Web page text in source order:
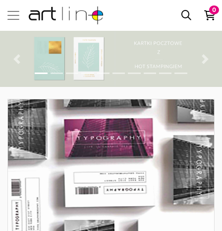
0
Zobacz szczegóły Wizytówki Standardowe